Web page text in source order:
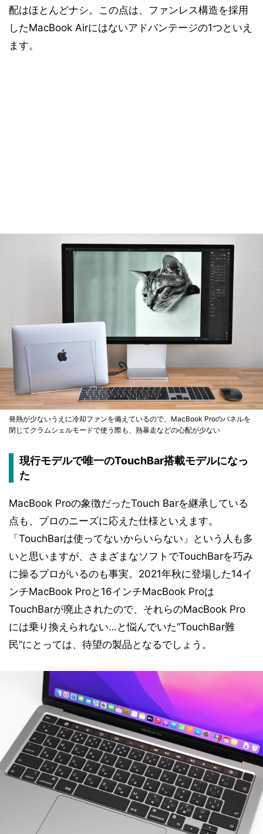
配はほとんどナシ。この点は、ファンレス構造を採用
したMacBook Airにはないアドバンテージの1つといえ
ます。
発熱が少ないうえに冷却ファンを備えているので、MacBook Proのパネルを
閉じてクラムシェルモードで使う際も、熱暴走などの心配が少ない
現行モデルで唯一のTouchBar搭載モデルになっ
た
MacBook Proの象徴だったTouch Barを継承している
点も、プロのニーズに応えた仕様といえます。
「TouchBarは使ってないからいらない」という人も多
いと思いますが、さまざまなソフトでTouchBarを巧み
に操るプロがいるのも事実。2021年秋に登場した14イ
ンチMacBook Proと16インチMacBook Proは
TouchBarが廃止されたので、それらのMacBook Pro
には乗り換えられない…と悩んでいた“TouchBar難
民”にとっては、待望の製品となるでしょう。